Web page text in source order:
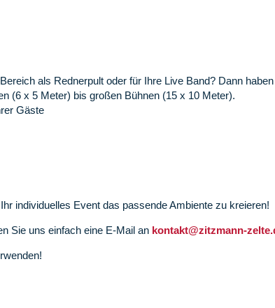
als Rednerpult oder für Ihre Live Band? Dann
(6 x 5 Meter) bis großen Bühnen (15 x 10 Meter).
Gäste
individuelles Event das passende Ambiente zu kreieren!
Sie uns einfach eine E-Mail an kontakt@zitzmann-